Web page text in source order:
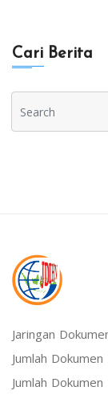
Cari Berita
Jaringan
Jumlah
Jumlah